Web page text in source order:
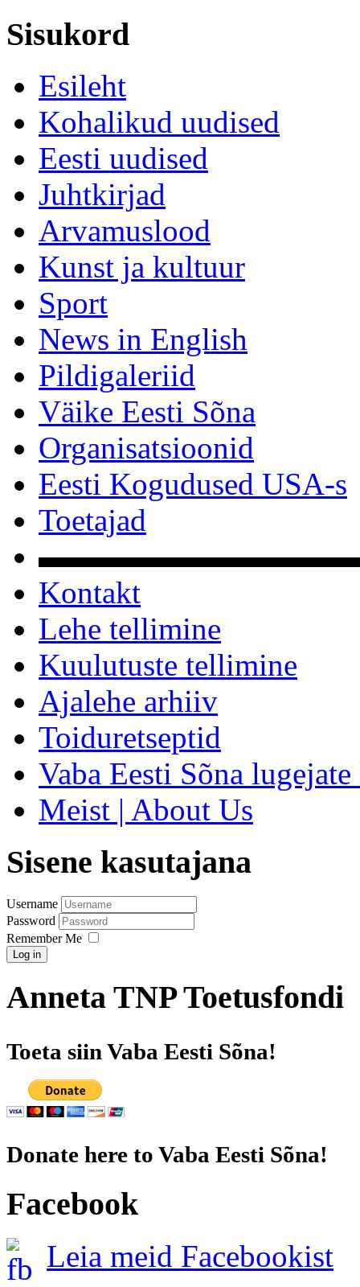
Sisukord
Esileht
Kohalikud uudised
Eesti uudised
Juhtkirjad
Arvamuslood
Kunst ja kultuur
Sport
News in English
Pildigaleriid
Väike Eesti Sõna
Organisatsioonid
Eesti Kogudused USA-s
Toetajad
Kontakt
Lehe tellimine
Kuulutuste tellimine
Ajalehe arhiiv
Toiduretseptid
Vaba Eesti Sõna
Meist | About Us
Sisene kasutajana
Username
Password
Remember Me
Log in
Anneta TNP Toetusfondi
Toeta siin Vaba Eesti Sõna!
Donate here to Vaba Eesti Sõna!
Facebook
Leia meid Facebookist